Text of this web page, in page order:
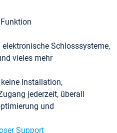
Funktion
elektronische Schlosssysteme,
vieles mehr
Installation,
jederzeit, überall
und
Support